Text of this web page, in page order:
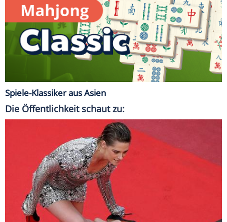
Spiele-Klassiker aus Asien
Die Öffentlichkeit schaut zu: